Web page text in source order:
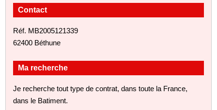
Contact
Réf. MB2005121339
62400 Béthune
Ma recherche
Je recherche tout type de contrat, dans toute la France,
dans le Batiment.